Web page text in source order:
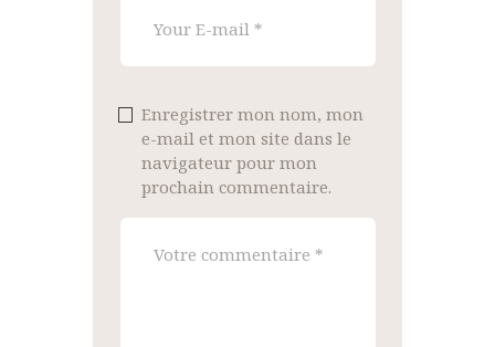
Enregistrer mon nom, mon
e-mail et mon site dans le
navigateur pour mon
prochain commentaire.